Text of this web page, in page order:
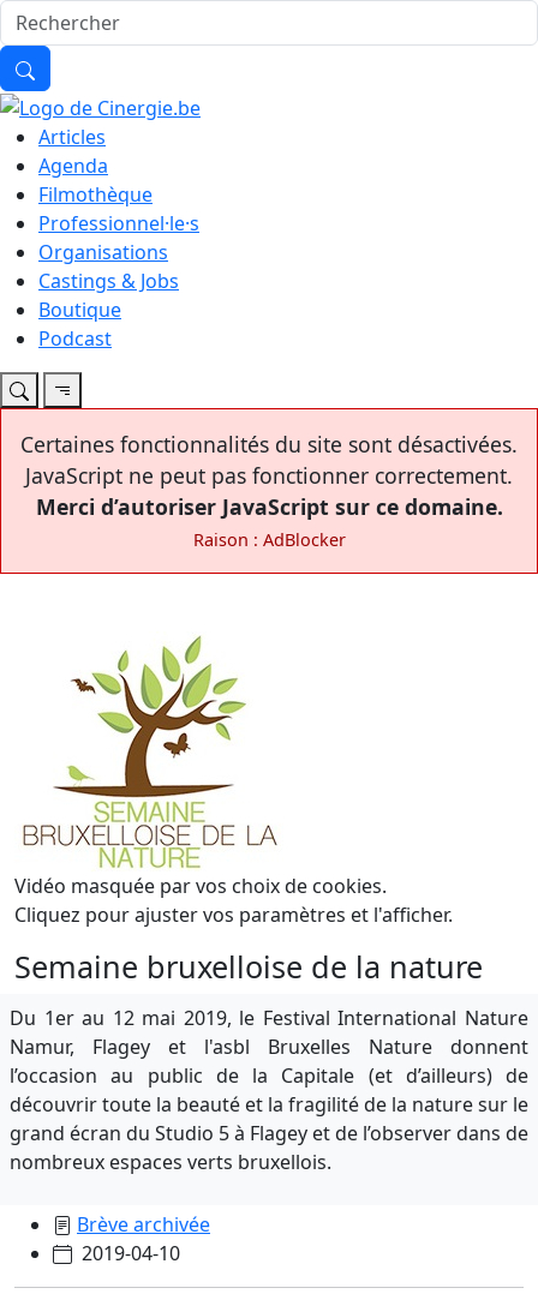
Articles
Agenda
Filmothèque
Professionnel·le·s
Organisations
Castings & Jobs
Boutique
Podcast
Certaines fonctionnalités du site sont désactivées.
JavaScript ne peut pas fonctionner correctement.
Merci d’autoriser JavaScript sur ce domaine.
Raison : AdBlocker
Vidéo masquée par vos choix de cookies.
Cliquez pour ajuster vos paramètres et l'afficher.
Semaine bruxelloise de la nature
Du 1er au 12 mai 2019, le Festival International Nature
Namur, Flagey et l'asbl Bruxelles Nature donnent
l’occasion au public de la Capitale (et d’ailleurs) de
découvrir toute la beauté et la fragilité de la nature sur le
grand écran du Studio 5 à Flagey et de l’observer dans de
nombreux espaces verts bruxellois.
Brève archivée
2019-04-10